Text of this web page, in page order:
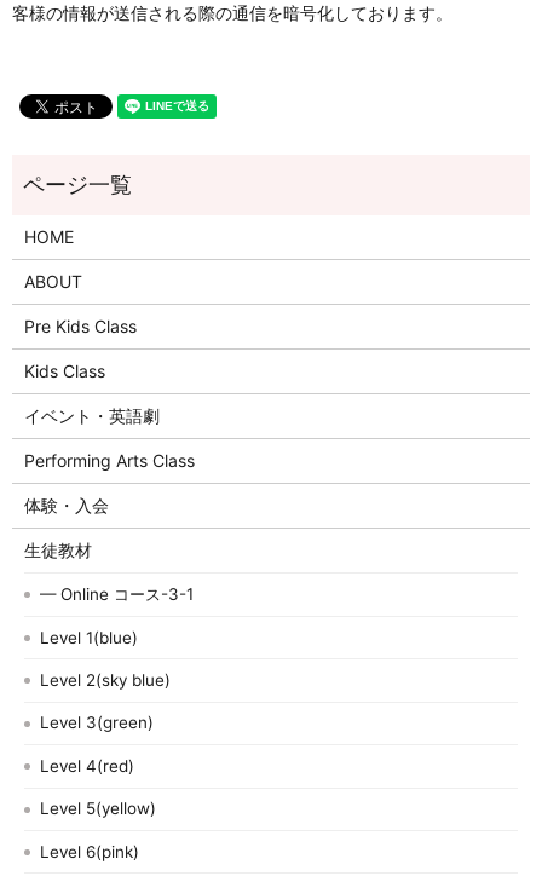
客様の情報が送信される際の通信を暗号化しております。
HOME
ABOUT
Pre Kids Class
Kids Class
イベント・英語劇
Performing Arts Class
体験・入会
生徒教材
— Online コース-3-1
Level 1(blue)
Level 2(sky blue)
Level 3(green)
Level 4(red)
Level 5(yellow)
Level 6(pink)